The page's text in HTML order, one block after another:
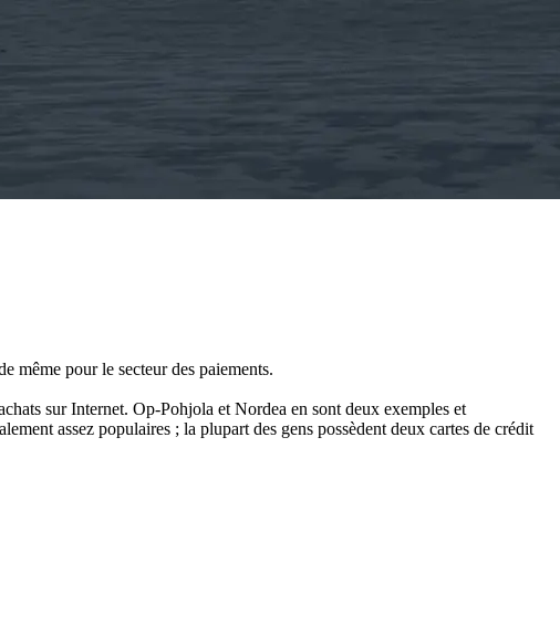
même pour le secteur des paiements.
sur Internet. Op-Pohjola et Nordea en sont deux exemples et
assez populaires ; la plupart des gens possèdent deux cartes de crédit